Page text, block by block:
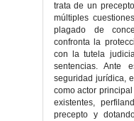
trata de un
múltiples
plagado de
confronta la
con la tutela
sentencias. Ante
seguridad jurídica,
como actor
existentes,
precepto y